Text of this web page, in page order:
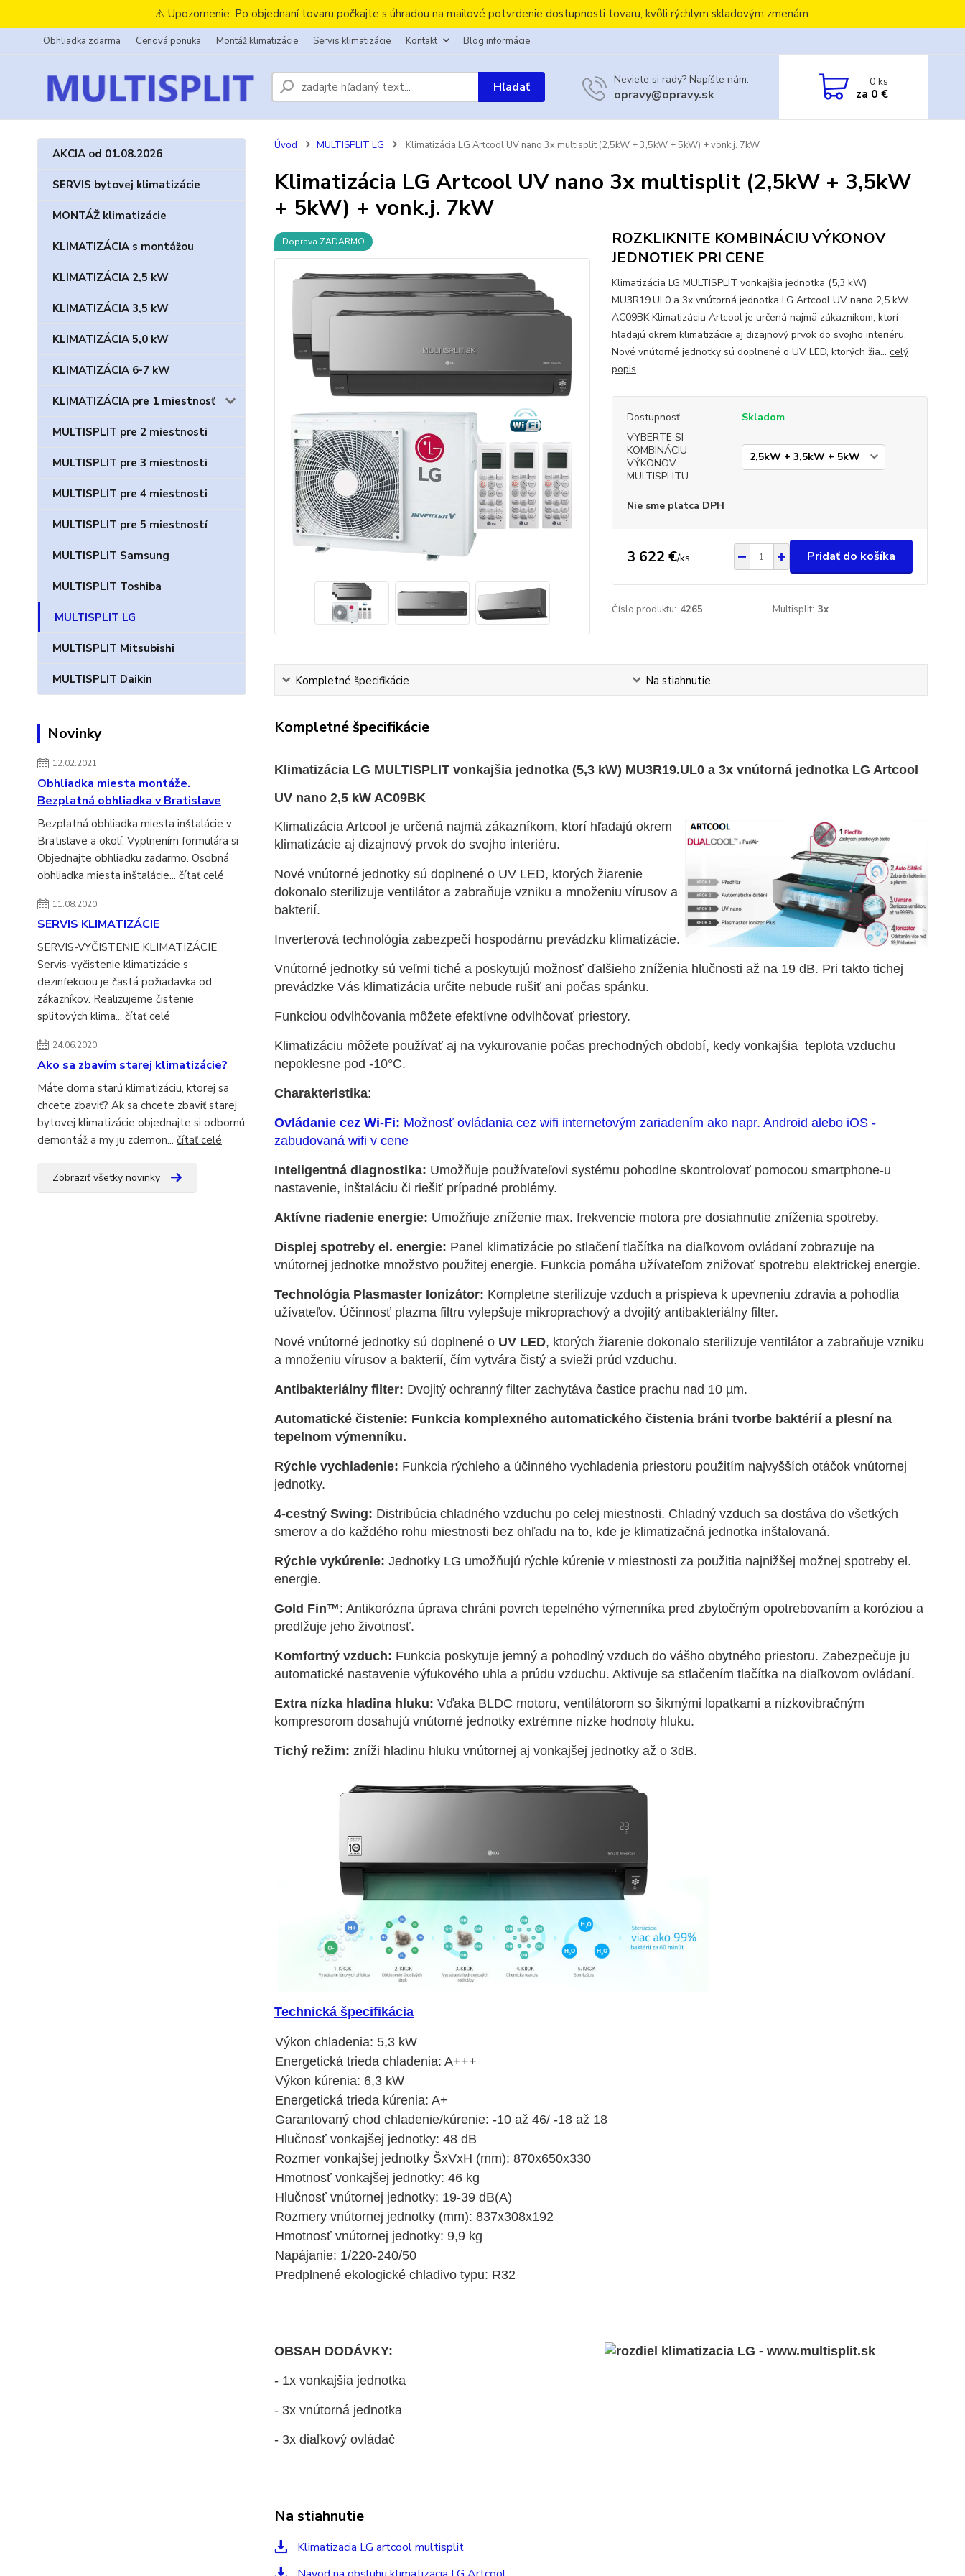
⚠️ Upozornenie: Po objednaní tovaru počkajte s úhradou na mailové potvrdenie dostupnosti tovaru, kvôli rýchlym skladovým zmenám.
Obhliadka zdarma Cenová ponuka Montáž klimatizácie Servis klimatizácie Kontakt Blog informácie
Hľadať Neviete si rady? Napíšte nám.
opravy@opravy.sk
0ks
za 0 €
AKCIA od 01.08.2026
SERVIS bytovej klimatizácie
MONTÁŽ klimatizácie
KLIMATIZÁCIA s montážou
KLIMATIZÁCIA 2,5 kW
KLIMATIZÁCIA 3,5 kW
KLIMATIZÁCIA 5,0 kW
KLIMATIZÁCIA 6-7 kW
KLIMATIZÁCIA pre 1 miestnosť
MULTISPLIT pre 2 miestnosti
MULTISPLIT pre 3 miestnosti
MULTISPLIT pre 4 miestnosti
MULTISPLIT pre 5 miestností
MULTISPLIT Samsung
MULTISPLIT Toshiba
MULTISPLIT LG
MULTISPLIT Mitsubishi
MULTISPLIT Daikin
Novinky
12.02.2021
Obhliadka miesta montáže.
Bezplatná obhliadka v Bratislave
Bezplatná obhliadka miesta inštalácie v
Bratislave a okolí. Vyplnením formulára si
Objednajte obhliadku zadarmo. Osobná
obhliadka miesta inštalácie... čítať celé
11.08.2020
SERVIS KLIMATIZÁCIE
SERVIS-VYČISTENIE KLIMATIZÁCIE
Servis-vyčistenie klimatizácie s
dezinfekciou je častá požiadavka od
zákazníkov. Realizujeme čistenie
splitových klima... čítať celé
24.06.2020
Ako sa zbavím starej klimatizácie?
Máte doma starú klimatizáciu, ktorej sa
chcete zbaviť? Ak sa chcete zbaviť starej
bytovej klimatizácie objednajte si odbornú
demontáž a my ju zdemon... čítať celé
Zobraziť všetky novinky
Úvod MULTISPLIT LG Klimatizácia LG Artcool UV nano 3x multisplit (2,5kW + 3,5kW + 5kW) + vonk.j. 7kW
Klimatizácia LG Artcool UV nano 3x multisplit (2,5kW + 3,5kW
+ 5kW) + vonk.j. 7kW
Doprava ZADARMO
ROZKLIKNITE KOMBINÁCIU VÝKONOV
JEDNOTIEK PRI CENE
Klimatizácia LG MULTISPLIT vonkajšia jednotka (5,3 kW)
MU3R19.UL0 a 3x vnútorná jednotka LG Artcool UV nano 2,5 kW
AC09BK Klimatizácia Artcool je určená najmä zákazníkom, ktorí
hľadajú okrem klimatizácie aj dizajnový prvok do svojho interiéru.
Nové vnútorné jednotky sú doplnené o UV LED, ktorých žia... celý
popis
Dostupnosť
Skladom
VYBERTE SI
KOMBINÁCIU
VÝKONOV
MULTISPLITU
Nie sme platca DPH
3 622 €/ks Pridať do košíka
Číslo produktu: 4265 Multisplit: 3x
Kompletné špecifikácie Na stiahnutie
Kompletné špecifikácie
Klimatizácia LG MULTISPLIT vonkajšia jednotka (5,3 kW) MU3R19.UL0 a 3x vnútorná jednotka LG Artcool
UV nano 2,5 kW AC09BK
Klimatizácia Artcool je určená najmä zákazníkom, ktorí hľadajú okrem
klimatizácie aj dizajnový prvok do svojho interiéru.
Nové vnútorné jednotky sú doplnené o UV LED, ktorých žiarenie
dokonalo sterilizuje ventilátor a zabraňuje vzniku a množeniu vírusov a
bakterií.
Inverterová technológia zabezpečí hospodárnu prevádzku klimatizácie.
Vnútorné jednotky sú veľmi tiché a poskytujú možnosť ďalšieho zníženia hlučnosti až na 19 dB. Pri takto tichej
prevádzke Vás klimatizácia určite nebude rušiť ani počas spánku.
Funkciou odvlhčovania môžete efektívne odvlhčovať priestory.
Klimatizáciu môžete používať aj na vykurovanie počas prechodných období, kedy vonkajšia teplota vzduchu
nepoklesne pod -10°C.
Charakteristika:
Ovládanie cez Wi-Fi: Možnosť ovládania cez wifi internetovým zariadením ako napr. Android alebo iOS -
zabudovaná wifi v cene
Inteligentná diagnostika: Umožňuje používateľovi systému pohodlne skontrolovať pomocou smartphone-u
nastavenie, inštaláciu či riešiť prípadné problémy.
Aktívne riadenie energie: Umožňuje zníženie max. frekvencie motora pre dosiahnutie zníženia spotreby.
Displej spotreby el. energie: Panel klimatizácie po stlačení tlačítka na diaľkovom ovládaní zobrazuje na
vnútornej jednotke množstvo použitej energie. Funkcia pomáha užívateľom znižovať spotrebu elektrickej energie.
Technológia Plasmaster Ionizátor: Kompletne sterilizuje vzduch a prispieva k upevneniu zdravia a pohodlia
užívateľov. Účinnosť plazma filtru vylepšuje mikroprachový a dvojitý antibakteriálny filter.
Nové vnútorné jednotky sú doplnené o UV LED, ktorých žiarenie dokonalo sterilizuje ventilátor a zabraňuje vzniku
a množeniu vírusov a bakterií, čím vytvára čistý a svieži prúd vzduchu.
Antibakteriálny filter: Dvojitý ochranný filter zachytáva častice prachu nad 10 µm.
Automatické čistenie: Funkcia komplexného automatického čistenia bráni tvorbe baktérií a plesní na
tepelnom výmenníku.
Rýchle vychladenie: Funkcia rýchleho a účinného vychladenia priestoru použitím najvyšších otáčok vnútornej
jednotky.
4-cestný Swing: Distribúcia chladného vzduchu po celej miestnosti. Chladný vzduch sa dostáva do všetkých
smerov a do každého rohu miestnosti bez ohľadu na to, kde je klimatizačná jednotka inštalovaná.
Rýchle vykúrenie: Jednotky LG umožňujú rýchle kúrenie v miestnosti za použitia najnižšej možnej spotreby el.
energie.
Gold Fin™: Antikorózna úprava chráni povrch tepelného výmenníka pred zbytočným opotrebovaním a koróziou a
predlžuje jeho životnosť.
Komfortný vzduch: Funkcia poskytuje jemný a pohodlný vzduch do vášho obytného priestoru. Zabezpečuje ju
automatické nastavenie výfukového uhla a prúdu vzduchu. Aktivuje sa stlačením tlačítka na diaľkovom ovládaní.
Extra nízka hladina hluku: Vďaka BLDC motoru, ventilátorom so šikmými lopatkami a nízkovibračným
kompresorom dosahujú vnútorné jednotky extrémne nízke hodnoty hluku.
Tichý režim: zníži hladinu hluku vnútornej aj vonkajšej jednotky až o 3dB.
Technická špecifikácia
Výkon chladenia: 5,3 kW
Energetická trieda chladenia: A+++
Výkon kúrenia: 6,3 kW
Energetická trieda kúrenia: A+
Garantovaný chod chladenie/kúrenie: -10 až 46/ -18 až 18
Hlučnosť vonkajšej jednotky: 48 dB
Rozmer vonkajšej jednotky ŠxVxH (mm): 870x650x330
Hmotnosť vonkajšej jednotky: 46 kg
Hlučnosť vnútornej jednotky: 19-39 dB(A)
Rozmery vnútornej jednotky (mm): 837x308x192
Hmotnosť vnútornej jednotky: 9,9 kg
Napájanie: 1/220-240/50
Predplnené ekologické chladivo typu: R32
OBSAH DODÁVKY:
- 1x vonkajšia jednotka
- 3x vnútorná jednotka
- 3x diaľkový ovládač
Na stiahnutie
Klimatizacia LG artcool multisplit